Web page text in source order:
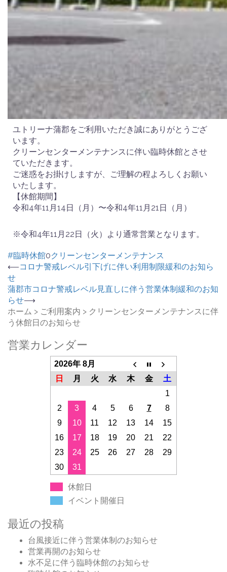
ユトリーナ蒲郡をご利用いただき誠にありがとうござ
います。
クリーンセンターメンテナンスに伴い臨時休館とさせ
ていただきます。
ご迷惑をお掛けしますが、ご理解の程よろしくお願い
いたします。
【休館期間】
令和4年11月14日（月）〜令和4年11月21日（月）
※令和4年11月22日（火）より通常営業となります。
#臨時休館0クリーンセンターメンテナンス
⟵コロナ警戒レベル引下げに伴い利用制限緩和のお知ら
せ
蒲郡市コロナ警戒レベル見直しに伴う営業体制緩和のお知
らせ⟶
ホーム > ご利用案内 > クリーンセンターメンテナンスに伴
う休館日のお知らせ
営業カレンダー
2026年 8月
日
月 火 水 木 金
土
1
2
3 4 5 6 7
8
9
10 11 12 13 14
15
16
17 18 19 20 21
22
23
24 25 26 27 28
29
30
31
休館日
イベント開催日
最近の投稿
台風接近に伴う営業体制のお知らせ
営業再開のお知らせ
水不足に伴う臨時休館のお知らせ